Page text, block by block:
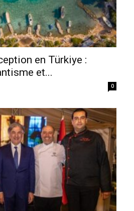
en Türkiye :
et...
0